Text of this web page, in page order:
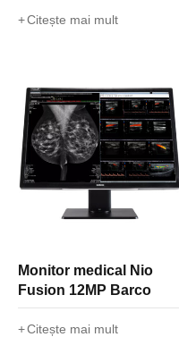
Citește mai mult
Monitor medical Nio
Fusion 12MP Barco
Citește mai mult